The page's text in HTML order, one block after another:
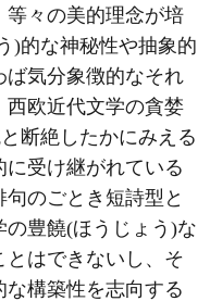
々の美的理念が培
)的な神秘性や抽象的
気分象徴的なそれ
西欧近代文学の貪婪
断絶したかにみえる
受け継がれている
のごとき短詩型と
豊饒(ほうじょう)な
はできないし、そ
構築性を志向する